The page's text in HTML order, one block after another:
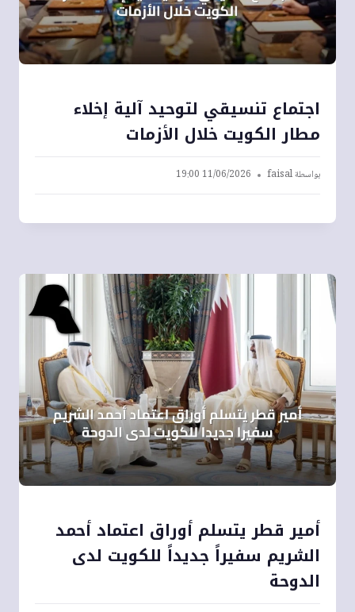
اجتماع تنسيقي لتوحيد آلية إخلاء
مطار الكويت خلال الأزمات
بواسطةfaisal
11/06/2026 19:00
أمير قطر يتسلم أوراق اعتماد أحمد
الشريم سفيراً جديداً للكويت لدى
الدوحة